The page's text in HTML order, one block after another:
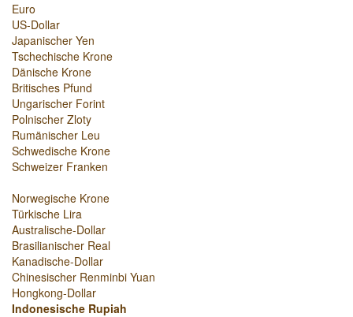
Euro
US-Dollar
Japanischer Yen
Tschechische Krone
Dänische Krone
Britisches Pfund
Ungarischer Forint
Polnischer Zloty
Rumänischer Leu
Schwedische Krone
Schweizer Franken
Norwegische Krone
Türkische Lira
Australische-Dollar
Brasilianischer Real
Kanadische-Dollar
Chinesischer Renminbi Yuan
Hongkong-Dollar
Indonesische Rupiah